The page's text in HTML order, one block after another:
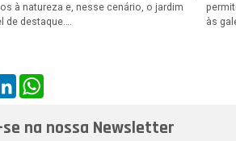
à natureza e, nesse cenário, o jardim
de destaque….
às
LinkedIn
na nossa Newsletter